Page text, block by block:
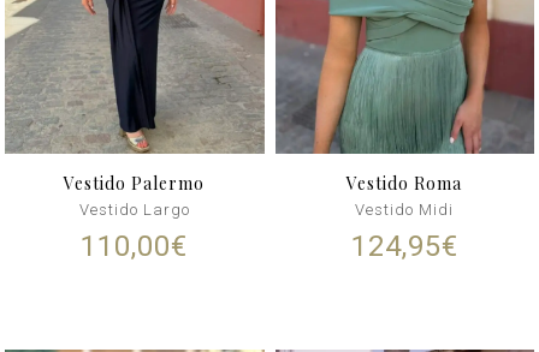
Vestido Palermo
Vestido Largo
110,00€
Vestido Roma
Vestido Midi
124,95€